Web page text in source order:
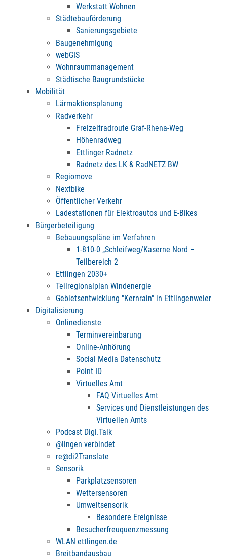
Werkstatt Wohnen
Städtebauförderung
Sanierungsgebiete
Baugenehmigung
webGIS
Wohnraummanagement
Städtische Baugrundstücke
Mobilität
Lärmaktionsplanung
Radverkehr
Freizeitradroute Graf-Rhena-Weg
Höhenradweg
Ettlinger Radnetz
Radnetz des LK & RadNETZ BW
Regiomove
Nextbike
Öffentlicher Verkehr
Ladestationen für Elektroautos und E-Bikes
Bürgerbeteiligung
Bebauungspläne im Verfahren
1-810-0 „Schleifweg/Kaserne Nord –
Teilbereich 2
Ettlingen 2030+
Teilregionalplan Windenergie
Gebietsentwicklung "Kernrain" in Ettlingenweier
Digitalisierung
Onlinedienste
Terminvereinbarung
Online-Anhörung
Social Media Datenschutz
Point ID
Virtuelles Amt
FAQ Virtuelles Amt
Services und Dienstleistungen des
Virtuellen Amts
Podcast Digi.Talk
@lingen verbindet
re@di2Translate
Sensorik
Parkplatzsensoren
Wettersensoren
Umweltsensorik
Besondere Ereignisse
Besucherfreuquenzmessung
WLAN ettlingen.de
Breitbandausbau